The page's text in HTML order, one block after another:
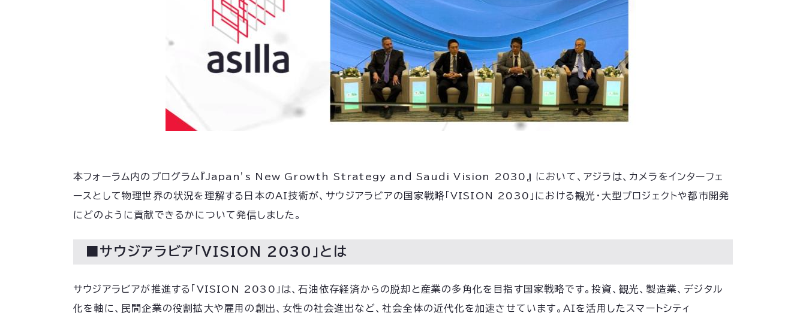
本フォーラム内のプログラム『Japan’s New Growth Strategy and Saudi Vision 2030』 において、アジラは、カメラをインターフェ
ースとして物理世界の状況を理解する日本のAI技術が、サウジアラビアの国家戦略「VISION 2030」における観光・大型プロジェクトや都市開発
にどのように貢献できるかについて発信しました。
■サウジアラビア「VISION 2030」とは
サウジアラビアが推進する「VISION 2030」は、石油依存経済からの脱却と産業の多角化を目指す国家戦略です。投資、観光、製造業、デジタル
化を軸に、民間企業の役割拡大や雇用の創出、女性の社会進出など、社会全体の近代化を加速させています。AIを活用したスマートシティ